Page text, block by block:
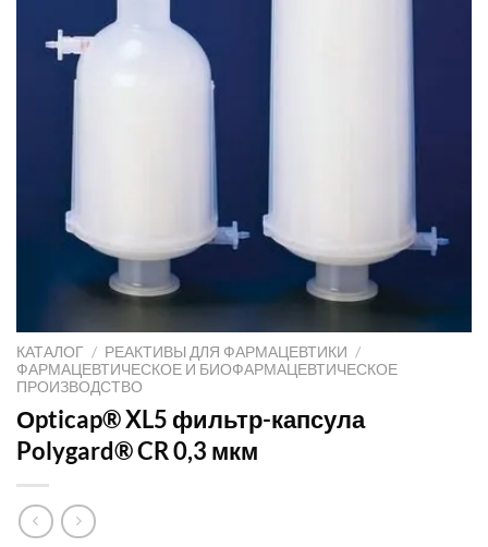
КАТАЛОГ / РЕАКТИВЫ ДЛЯ ФАРМАЦЕВТИКИ /
ФАРМАЦЕВТИЧЕСКОЕ И БИОФАРМАЦЕВТИЧЕСКОЕ
ПРОИЗВОДСТВО
Оpticap® XL5 фильтр-капсула
Polygard® CR 0,3 мкм